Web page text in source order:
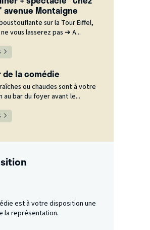
avenue Montaigne
sur la Tour Eiffel,
vous lasserez pas ➔ A...
de la comédie
ou chaudes sont à votre
au bar du foyer avant le...
est à votre disposition une
la représentation.